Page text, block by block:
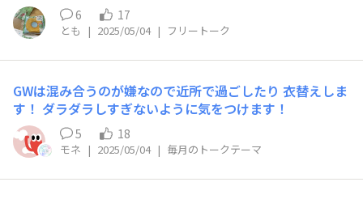
6 17
とも | 2025/05/04 | フリートーク
GWは混み合うのが嫌なので近所で過ごしたり 衣替えしま
す！ ダラダラしすぎないように気をつけます！
5 18
モネ | 2025/05/04 | 毎月のトークテーマ